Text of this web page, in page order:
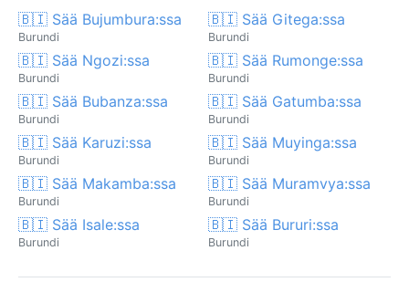
🇧🇮 Sää Bujumbura:ssa
Burundi
🇧🇮 Sää Gitega:ssa
Burundi
🇧🇮 Sää Ngozi:ssa
Burundi
🇧🇮 Sää Rumonge:ssa
Burundi
🇧🇮 Sää Bubanza:ssa
Burundi
🇧🇮 Sää Gatumba:ssa
Burundi
🇧🇮 Sää Karuzi:ssa
Burundi
🇧🇮 Sää Muyinga:ssa
Burundi
🇧🇮 Sää Makamba:ssa
Burundi
🇧🇮 Sää Muramvya:ssa
Burundi
🇧🇮 Sää Isale:ssa
Burundi
🇧🇮 Sää Bururi:ssa
Burundi